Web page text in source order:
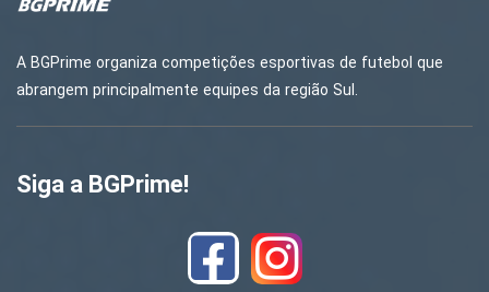
A BGPrime organiza competições esportivas de futebol que
abrangem principalmente equipes da região Sul.
Siga a BGPrime!